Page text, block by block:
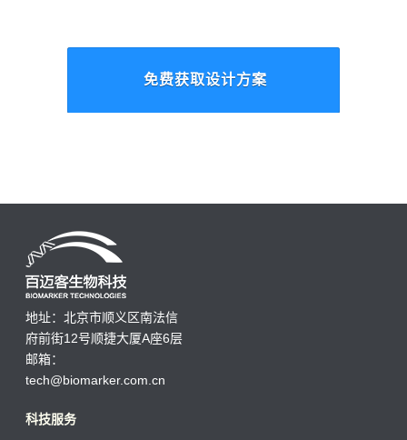
免费获取设计方案
地址：北京市顺义区南法信
府前街12号顺捷大厦A座6层
邮箱：
tech@biomarker.com.cn
科技服务